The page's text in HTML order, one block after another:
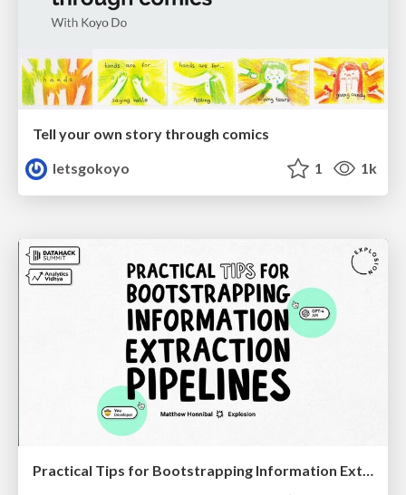
Tell your own story through comics
letsgokoyo
1 1k
Practical Tips for Bootstrapping Information Extraction Pipelines